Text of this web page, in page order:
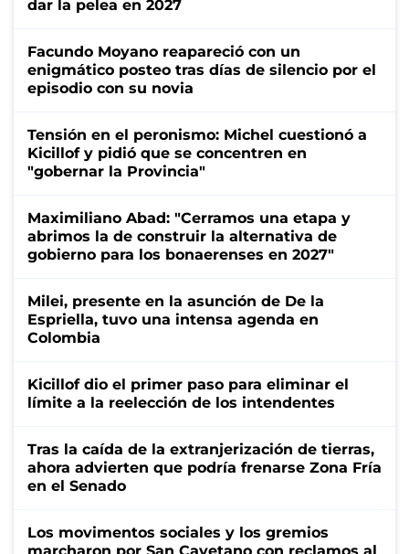
dar la pelea en 2027
Facundo Moyano reapareció con un
enigmático posteo tras días de silencio por el
episodio con su novia
Tensión en el peronismo: Michel cuestionó a
Kicillof y pidió que se concentren en
"gobernar la Provincia"
Maximiliano Abad: "Cerramos una etapa y
abrimos la de construir la alternativa de
gobierno para los bonaerenses en 2027"
Milei, presente en la asunción de De la
Espriella, tuvo una intensa agenda en
Colombia
Kicillof dio el primer paso para eliminar el
límite a la reelección de los intendentes
Tras la caída de la extranjerización de tierras,
ahora advierten que podría frenarse Zona Fría
en el Senado
Los movimentos sociales y los gremios